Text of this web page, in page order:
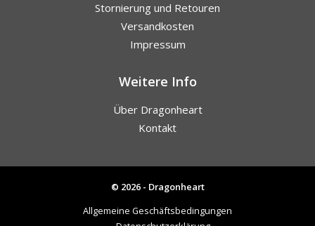
Stornierung und Retouren
Versandkosten
Impressum
Weitere Info
Über Dragonheart
Kontakt
© 2026 - Dragonheart
Allgemeine Geschäftsbedingungen